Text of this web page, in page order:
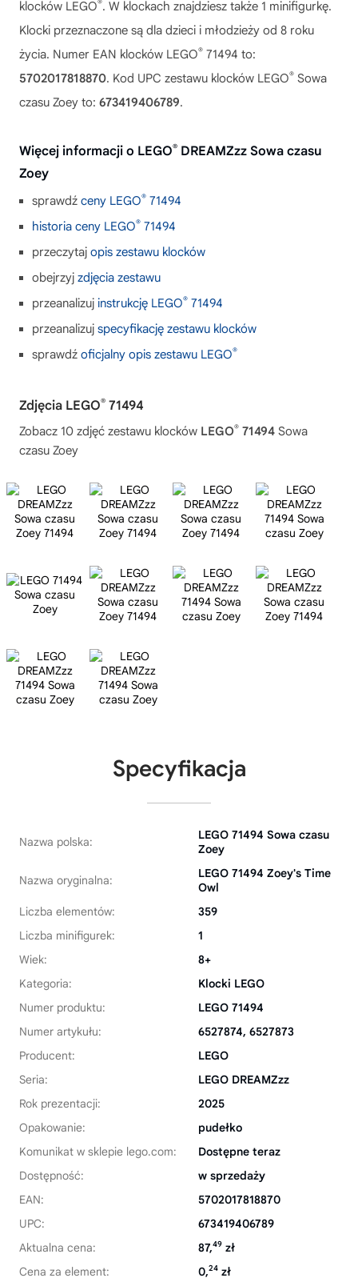
klocków LEGO®. W klockach znajdziesz także 1 minifigurkę.
Klocki przeznaczone są dla dzieci i młodzieży od 8 roku
życia. Numer EAN klocków LEGO® 71494 to:
5702017818870. Kod UPC zestawu klocków LEGO® Sowa
czasu Zoey to: 673419406789.
Więcej informacji o LEGO® DREAMZzz Sowa czasu
Zoey
sprawdź ceny LEGO® 71494
historia ceny LEGO® 71494
przeczytaj opis zestawu klocków
obejrzyj zdjęcia zestawu
przeanalizuj instrukcję LEGO® 71494
przeanalizuj specyfikację zestawu klocków
sprawdź oficjalny opis zestawu LEGO®
Zdjęcia LEGO® 71494
Zobacz 10 zdjęć zestawu klocków LEGO® 71494 Sowa
czasu Zoey
Specyfikacja
Nazwa polska:
LEGO 71494 Sowa czasu
Zoey
Nazwa oryginalna:
LEGO 71494 Zoey's Time
Owl
Liczba elementów:
359
Liczba minifigurek:
1
Wiek:
8+
Kategoria:
Klocki LEGO
Numer produktu:
LEGO 71494
Numer artykułu:
6527874, 6527873
Producent:
LEGO
Seria:
LEGO DREAMZzz
Rok prezentacji:
2025
Opakowanie:
pudełko
Komunikat w sklepie lego.com:
Dostępne teraz
Dostępność:
w sprzedaży
EAN:
5702017818870
UPC:
673419406789
Aktualna cena:
87,49 zł
Cena za element:
0,24 zł